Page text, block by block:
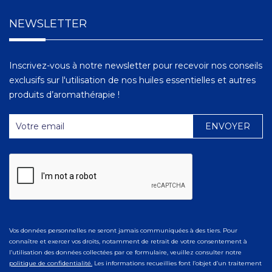
NEWSLETTER
Inscrivez-vous à notre newsletter pour recevoir nos conseils
exclusifs sur l'utilisation de nos huiles essentielles et autres
produits d’aromathérapie !
Vos données personnelles ne seront jamais communiquées à des tiers. Pour
connaître et exercer vos droits, notamment de retrait de votre consentement à
l’utilisation des données collectées par ce formulaire, veuillez consulter notre
politique de confidentialité. Les informations recueillies font l’objet d’un traitement